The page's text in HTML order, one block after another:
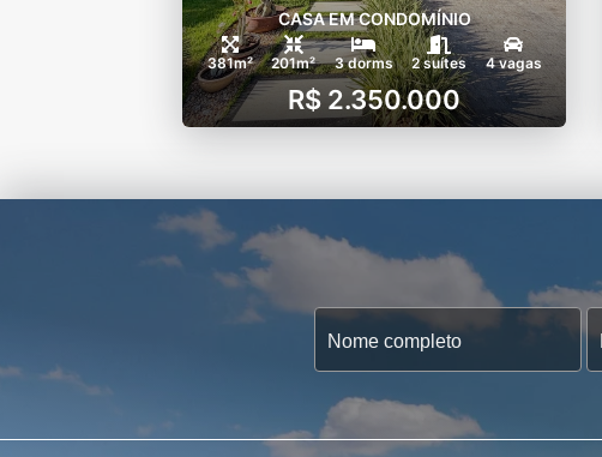
CASA EM CONDOMÍNIO
381m² 201m² 3 dorms 2 suítes 4 vagas
R$ 2.350.000